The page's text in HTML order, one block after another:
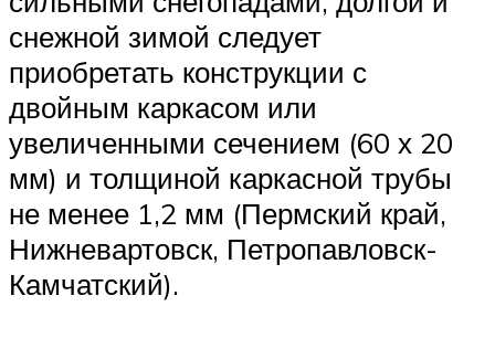
снежной зимой следует
приобретать конструкции с
двойным каркасом или
увеличенными сечением (60 х 20
мм) и толщиной каркасной трубы
не менее 1,2 мм (Пермский край,
Нижневартовск, Петропавловск-
Камчатский).